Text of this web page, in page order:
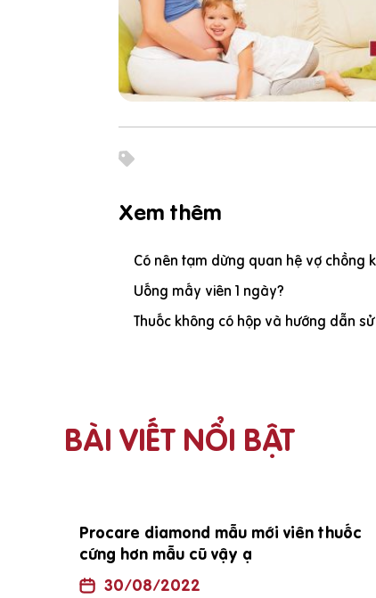
Xem thêm
Có nên tạm dừng quan hệ vợ chồng
Uống mấy viên 1 ngày?
Thuốc không có hộp và hướng dẫn
BÀI VIẾT NỔI BẬT
E đang mang bầu đc 25 tuần vậy
bé vào tháng mấy ạh?
30/08/2022